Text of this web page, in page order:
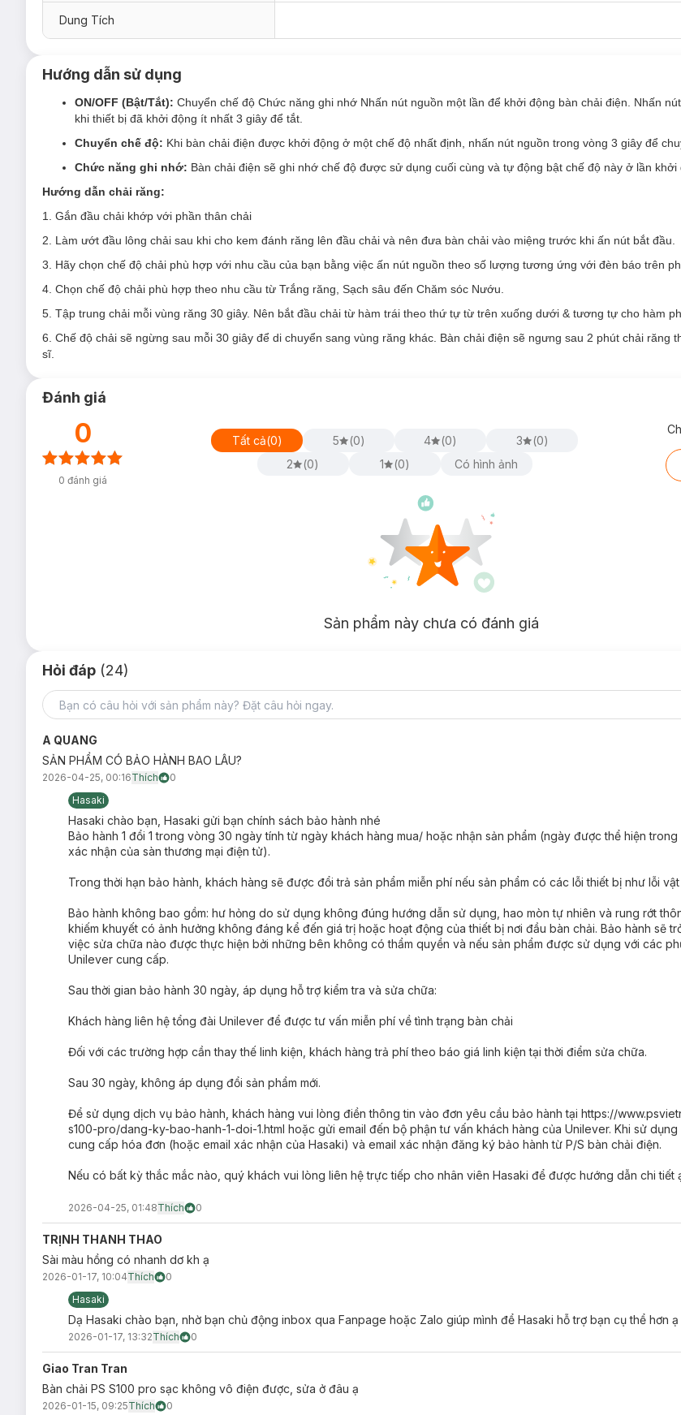
Ưu thế nổi bật:
Công nghệ sóng âm tiên tiến tạo nên các hạt siêu bọt Microbubble, sạch hiệu quả mà vẫn dịu nhẹ cho nướu và loại
với bàn chải thông thường.
Gấp 100 lần nhịp chải so với việc chải răng thông thường.
Cơ chế chải răng thông minh, giúp chải răng đúng và đủ 2 phút theo khuyến nghị của nha sĩ.
3 chế độ chải răng linh hoạt: Sạch Sâu, Chăm Sóc Nướu, Trắng răng.
Lông chải siêu mảnh 0,01mm, mềm mại và êm dịu cho nướu.
Đầu chải dễ dàng thay thế và lắp đặt vào thân bàn chải.
1 lần sạc sử dụng đến 30 ngày, vô cùng tiện lợi và tiết kiệm thời gian.
Cổng sạc USB tiện dụng, dễ dàng cắm sạc dù bất kể ở đâu.
Chống nước:
Bàn chải điện đạt tiêu chuẩn IPX7, 100% chống nước, bảo vệ bàn chải tránh hư hỏng khi tiếp xúc với nước.
Dung Tích
Hướng dẫn sử dụng
ON/OFF (Bật/Tắt): Chuyển chế độ Chức năng ghi nhớ Nhấn nút nguồn một lần để khởi động bàn chải điện. Nhấn
khi thiết bị đã khởi động ít nhất 3 giây để tắt.
Chuyển chế độ: Khi bàn chải điện được khởi động ở một chế độ nhất định, nhấn nút nguồn trong vòng 3 giây để
Chức năng ghi nhớ: Bàn chải điện sẽ ghi nhớ chế độ được sử dụng cuối cùng và tự động bật chế độ này ở lần khởi
Hướng dẫn chải răng:
1. Gắn đầu chải khớp với phần thân chải
2. Làm ướt đầu lông chải sau khi cho kem đánh răng lên đầu chải và nên đưa bàn chải vào miệng trước khi ấn nút bắt đầu.
3. Hãy chọn chế độ chải phù hợp với nhu cầu của bạn bằng việc ấn nút nguồn theo số lượng tương ứng với đèn báo trên
4. Chọn chế độ chải phù hợp theo nhu cầu từ Trắng răng, Sạch sâu đến Chăm sóc Nướu.
5. Tập trung chải mỗi vùng răng 30 giây. Nên bắt đầu chải từ hàm trái theo thứ tự từ trên xuống dưới & tương tự cho hàm
6. Chế độ chải sẽ ngừng sau mỗi 30 giây để di chuyển sang vùng răng khác. Bàn chải điện sẽ ngưng sau 2 phút chải răng
sĩ.
Đánh giá
0
0 đánh giá
Tất cả(0) 5 (0) 4 (0) 3 (0)
2
(0) 1 (0) Có hình ảnh
Sản phẩm này chưa có đánh giá
Hỏi đáp (24)
A QUANG
SẢN PHẨM CÓ BẢO HÀNH BAO LÂU?
2026-04-25, 00:16Thích
0
Hasaki
Hasaki chào bạn, Hasaki gửi bạn chính sách bảo hành nhé
Bảo hành 1 đổi 1 trong vòng 30 ngày tính từ ngày khách hàng mua/ hoặc nhận sản phẩm (ngày được thể hiện
xác nhận của sàn thương mại điện tử).
Trong thời hạn bảo hành, khách hàng sẽ được đổi trả sản phẩm miễn phí nếu sản phẩm có các lỗi thiết bị như lỗi
Bảo hành không bao gồm: hư hỏng do sử dụng không đúng hướng dẫn sử dụng, hao mòn tự nhiên và rung rớt
khiếm khuyết có ảnh hưởng không đáng kể đến giá trị hoặc hoạt động của thiết bị nơi đầu bàn chải. Bảo hành sẽ
việc sửa chữa nào được thực hiện bởi những bên không có thẩm quyền và nếu sản phẩm được sử dụng với các
Unilever cung cấp.
Sau thời gian bảo hành 30 ngày, áp dụng hỗ trợ kiểm tra và sửa chữa:
Khách hàng liên hệ tổng đài Unilever để được tư vấn miễn phí về tình trạng bàn chải
Đối với các trường hợp cần thay thế linh kiện, khách hàng trả phí theo báo giá linh kiện tại thời điểm sửa chữa.
Sau 30 ngày, không áp dụng đổi sản phẩm mới.
Để sử dụng dịch vụ bảo hành, khách hàng vui lòng điền thông tin vào đơn yêu cầu bảo hành tại https://
s100-pro/dang-ky-bao-hanh-1-doi-1.html hoặc gửi email đến bộ phận tư vấn khách hàng của Unilever. Khi sử
cung cấp hóa đơn (hoặc email xác nhận của Hasaki) và email xác nhận đăng ký bảo hành từ P/S bàn chải điện.
Nếu có bất kỳ thắc mắc nào, quý khách vui lòng liên hệ trực tiếp cho nhân viên Hasaki để được hướng dẫn chi tiết
2026-04-25, 01:48Thích 0
TRỊNH THANH THAO
Sài màu hồng có nhanh dơ kh ạ
2026-01-17, 10:04Thích
0
Hasaki
Dạ Hasaki chào bạn, nhờ bạn chủ động inbox qua Fanpage hoặc Zalo giúp mình để Hasaki hỗ trợ bạn cụ thể hơn ạ
2026-01-17, 13:32Thích 0
Giao Tran Tran
Bàn chải PS S100 pro sạc không vô điện được, sửa ở đâu ạ
2026-01-15, 09:25Thích 0